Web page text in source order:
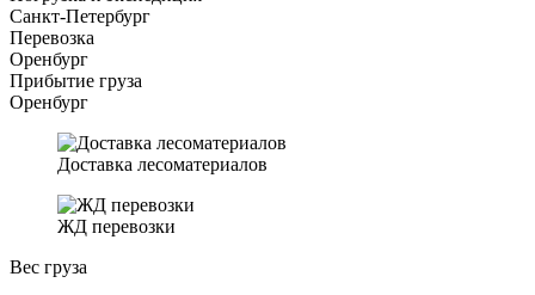
Санкт-Петербург
Перевозка
Оренбург
Прибытие груза
Оренбург
Доставка лесоматериалов
ЖД перевозки
Вес груза